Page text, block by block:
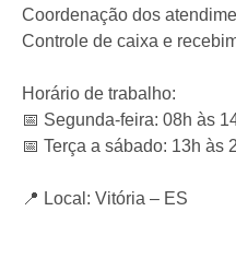
Coordenação dos
Controle de caixa e
Horário de trabalho:
📅 Segunda-feira: 08h às
📅 Terça a sábado: 13h às
📍 Local: Vitória – ES